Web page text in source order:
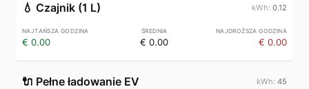
💧 Czajnik (1 L) 0.12
€ 0.00 € 0.00 € 0.00
🔌 Pełne ładowanie EV 45